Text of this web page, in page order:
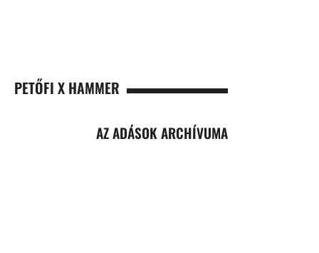
PETŐFI X HAMMER
AZ ADÁSOK ARCHÍVUMA